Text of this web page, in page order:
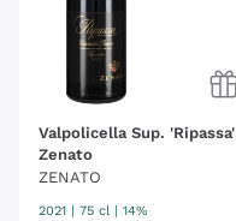
Valpolicella Sup. 'Ripassa'
Zenato
ZENATO
2021 75 cl | 14%